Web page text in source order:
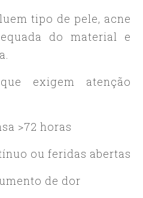
tipo de pele, acne
do material e
exigem atenção
>72 horas
ou feridas abertas
de dor